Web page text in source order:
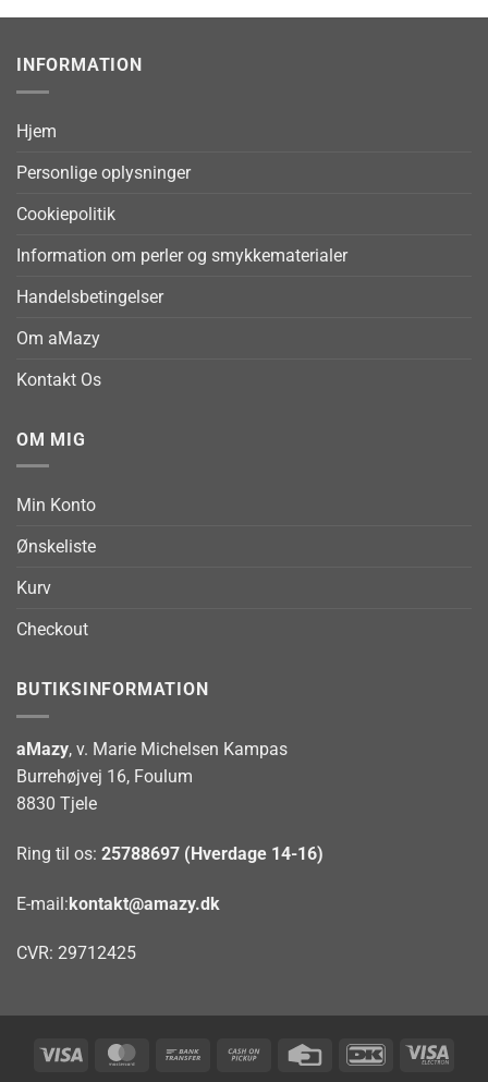
INFORMATION
Hjem
Personlige oplysninger
Cookiepolitik
Information om perler og smykkematerialer
Handelsbetingelser
Om aMazy
Kontakt Os
OM MIG
Min Konto
Ønskeliste
Kurv
Checkout
BUTIKSINFORMATION
aMazy, v. Marie Michelsen Kampas
Burrehøjvej 16, Foulum
8830 Tjele
Ring til os: 25788697 (Hverdage 14-16)
E-mail:kontakt@amazy.dk
CVR: 29712425
Visa MasterCardBank
Cash
Credit
DanKort Visa